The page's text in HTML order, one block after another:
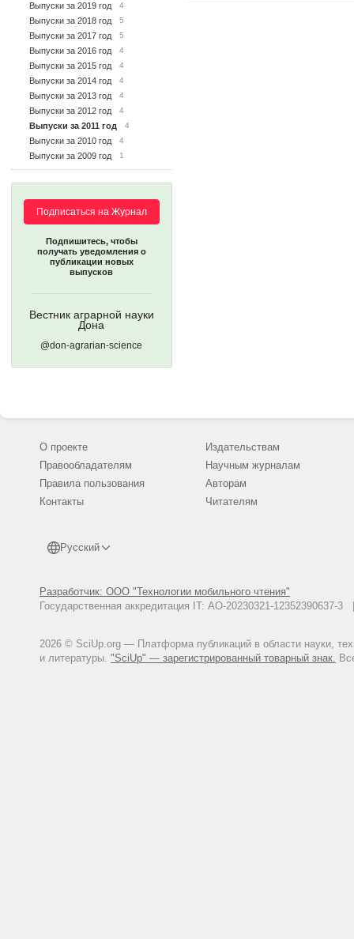
Выпуски за 2019 год 4
Выпуски за 2018 год 5
Выпуски за 2017 год 5
Выпуски за 2016 год 4
Выпуски за 2015 год 4
Выпуски за 2014 год 4
Выпуски за 2013 год 4
Выпуски за 2012 год 4
Выпуски за 2011 год 4
Выпуски за 2010 год 4
Выпуски за 2009 год 1
Подписаться на Журнал
Подпишитесь, чтобы
получать уведомления о
публикации новых
выпусков
Вестник аграрной науки
Дона
@don-agrarian-science
О проекте
Правообладателям
Правила пользования
Контакты
Русский
Разработчик: ООО "Технологии мобильного чтения"
Государственная аккредитация IT: АО-20230321-
2026 © SciUp.org — Платформа публикаций в области науки,
и литературы. "SciUp" — зарегистрированный товарный знак.
Издательствам
Научным журналам
Авторам
Читателям